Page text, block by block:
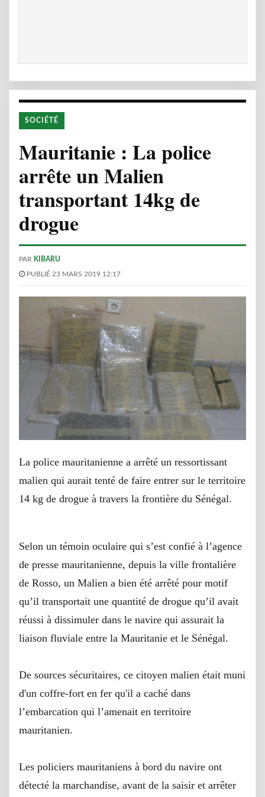
SOCIÉTÉ
Mauritanie : La police
arrête un Malien
transportant 14kg de
drogue
PAR KIBARU
PUBLIÉ 23 MARS 2019 12:17
La police mauritanienne a arrêté un ressortissant
malien qui aurait tenté de faire entrer sur le territoire
14 kg de drogue à travers la frontière du Sénégal.
Selon un témoin oculaire qui s’est confié à l’agence
de presse mauritanienne, depuis la ville frontalière
de Rosso, un Malien a bien été arrêté pour motif
qu’il transportait une quantité de drogue qu’il avait
réussi à dissimuler dans le navire qui assurait la
liaison fluviale entre la Mauritanie et le Sénégal.
De sources sécuritaires, ce citoyen malien était muni
d'un coffre-fort en fer qu'il a caché dans
l’embarcation qui l’amenait en territoire
mauritanien.
Les policiers mauritaniens à bord du navire ont
détecté la marchandise, avant de la saisir et arrêter